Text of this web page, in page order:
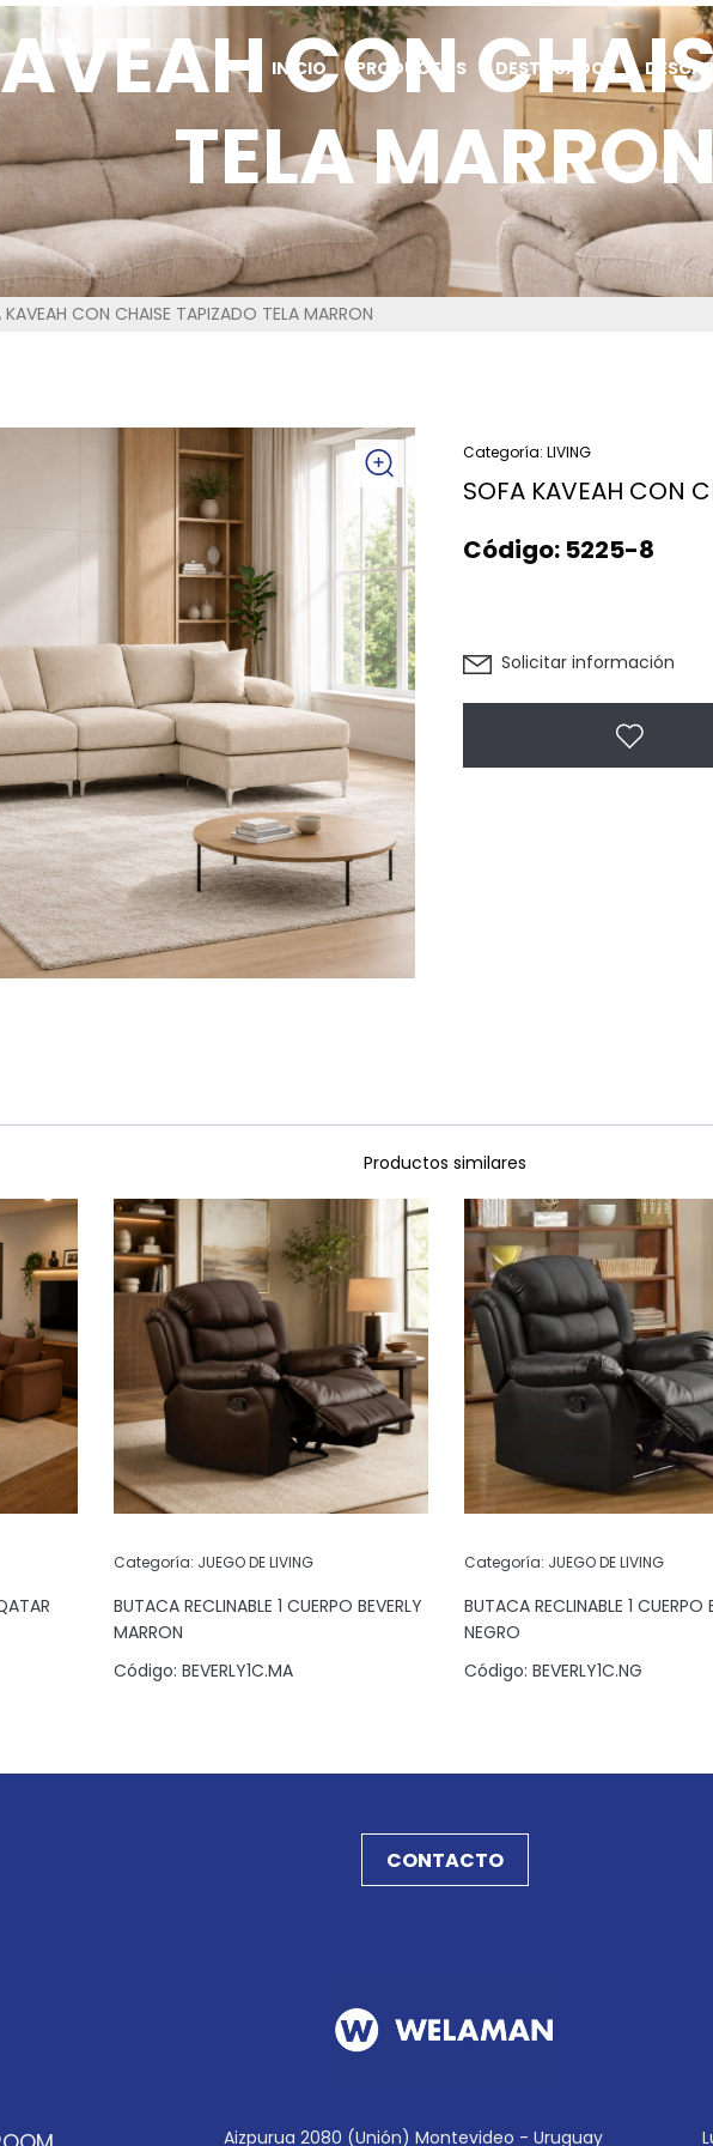
INICIO PRODUCTOS DESTACADOS
CON
TELA
KAVEAH CON CHAISE TAPIZADO TELA MARRON
Categoría: LIVING
SOFA KAVEAH CON
Código: 5225-8
Solicitar información
Productos similares
Categoría: JUEGO DE LIVING
BUTACA RECLINABLE 1 CUERPO BEVERLY
MARRON
Código: BEVERLY1C.MA
Categoría: JUEGO DE LIVING
BUTACA RECLINABLE 1 CUERPO
NEGRO
Código: BEVERLY1C.NG
CONTACTO
Aizpurua 2080 (Unión) Montevideo - Uruguay